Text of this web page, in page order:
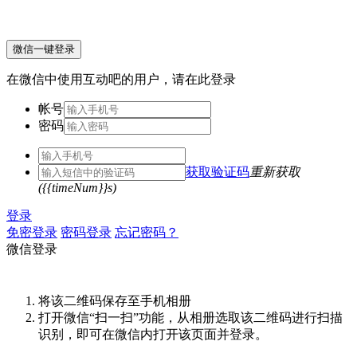
微信一键登录
在微信中使用互动吧的用户，请在此登录
帐号
密码
获取验证码重新获取
({{timeNum}}s)
登录
免密登录 密码登录 忘记密码？
微信登录
将该二维码保存至手机相册
打开微信“扫一扫”功能，从相册选取该二维码进行扫描
识别，即可在微信内打开该页面并登录。